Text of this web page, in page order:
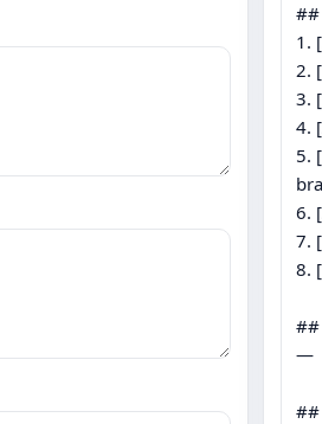
##
1.
2.
3.
4.
5.
6.
7.
8.
##
—
##